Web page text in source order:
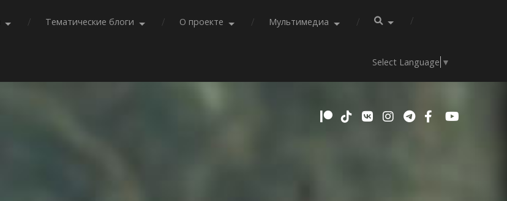
Тематические блоги О проекте Мультимедиа
Select Language ▼